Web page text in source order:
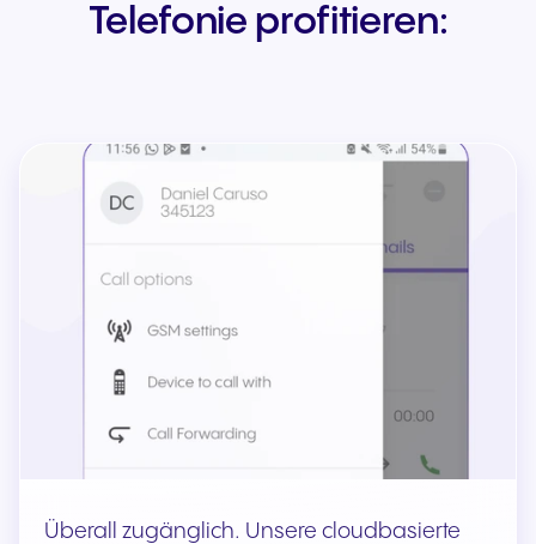
Telefonie profitieren:
Überall zugänglich. Unsere cloudbasierte